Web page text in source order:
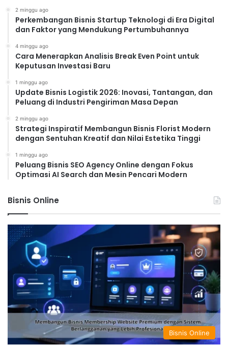
2 minggu ago
Perkembangan Bisnis Startup Teknologi di Era Digital
dan Faktor yang Mendukung Pertumbuhannya
4 minggu ago
Cara Menerapkan Analisis Break Even Point untuk
Keputusan Investasi Baru
1 minggu ago
Update Bisnis Logistik 2026: Inovasi, Tantangan, dan
Peluang di Industri Pengiriman Masa Depan
2 minggu ago
Strategi Inspiratif Membangun Bisnis Florist Modern
dengan Sentuhan Kreatif dan Nilai Estetika Tinggi
1 minggu ago
Peluang Bisnis SEO Agency Online dengan Fokus
Optimasi AI Search dan Mesin Pencari Modern
Bisnis Online
Bisnis Online